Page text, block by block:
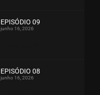
EPISÓDIO 09
junho 16, 2026
EPISÓDIO 08
junho 16, 2026